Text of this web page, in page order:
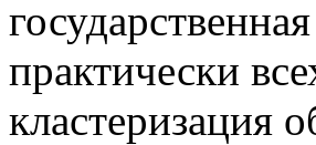
практически
кластеризация